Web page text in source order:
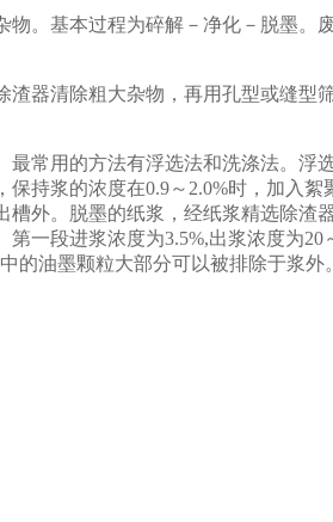
。基本过程为碎解－净化－脱墨。
器清除粗大杂物，再用孔型或缝型
常用的方法有浮选法和洗涤法。浮
持浆的浓度在0.9～2.0%时，加入
外。脱墨的纸浆，经纸浆精选除
一段进浆浓度为3.5%,出浆浓度为
的油墨颗粒大部分可以被排除于浆外。